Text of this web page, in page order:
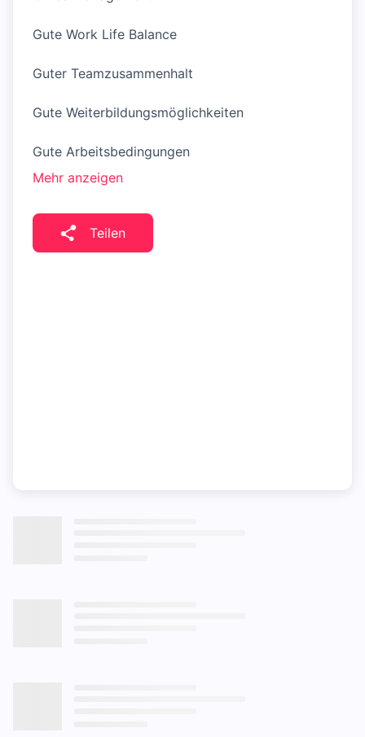
Gute Work Life Balance
Guter Teamzusammenhalt
Gute Weiterbildungsmöglichkeiten
Gute Arbeitsbedingungen
Mehr anzeigen
Teilen